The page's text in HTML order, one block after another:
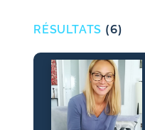
RÉSULTATS (6)